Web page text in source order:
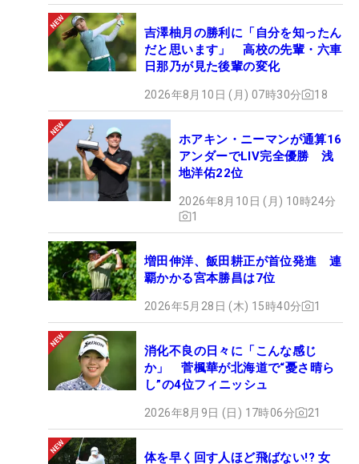
吉澤柚月の勝利に「自分を知ったん
だと思います」 高校の先輩・六車
日那乃が見た後輩の変化
2026年8月10日 (月) 07時30分 18
ホアキン・ニーマンが通算16
アンダーでLIV完全優勝 浅
地洋佑22位
2026年8月10日 (月) 10時24分
1
増田伸洋、飯田耕正が首位発進 連
覇かかる宮本勝昌は7位
2026年5月28日 (木) 15時40分 1
消化不良の日々に「こんな感じ
か」 菅楓華が北海道で“憂さ晴ら
し”の4位フィニッシュ
2026年8月9日 (日) 17時06分 21
体を早く回す人ほど飛ばない!? 女